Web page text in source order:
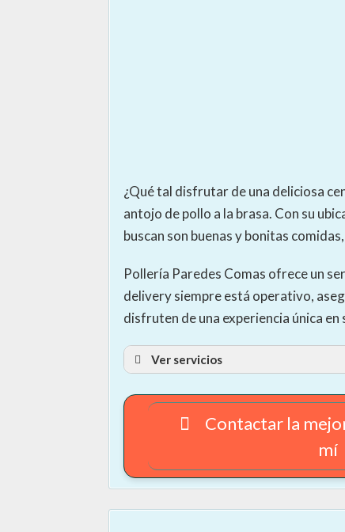
¿Qué tal disfrutar de una deliciosa
antojo de pollo a la brasa. Con su
buscan son buenas y bonitas
Pollería Paredes Comas ofrece un
delivery siempre está operativo,
disfruten de una experiencia única en
Ver servicios
Se recomienda contactar con el
Contactar la
mí